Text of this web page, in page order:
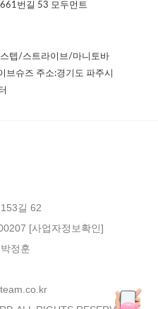
번길 53 모두먼트
텝/스트라이브/마니토바
슈즈 주소:경기도 파주시
길 62
[사업자정보확인]
박정훈